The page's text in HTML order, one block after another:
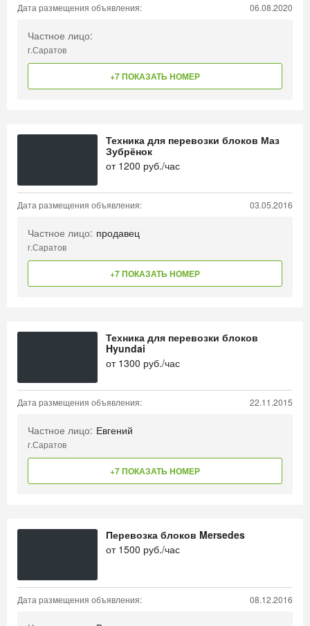
Дата размещения объявления: 06.08.2020
Частное лицо:
г.Саратов
+7 ПОКАЗАТЬ НОМЕР
Техника для перевозки блоков Маз
Зубрёнок
от 1200 руб./час
Дата размещения объявления: 03.05.2016
Частное лицо: продавец
г.Саратов
+7 ПОКАЗАТЬ НОМЕР
Техника для перевозки блоков
Hyundai
от 1300 руб./час
Дата размещения объявления: 22.11.2015
Частное лицо: Евгений
г.Саратов
+7 ПОКАЗАТЬ НОМЕР
Перевозка блоков Mersedes
от 1500 руб./час
Дата размещения объявления: 08.12.2016